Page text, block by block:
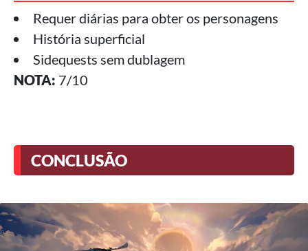
Requer diárias para obter os personagens
História superficial
Sidequests sem dublagem
NOTA: 7/10
CONCLUSÃO